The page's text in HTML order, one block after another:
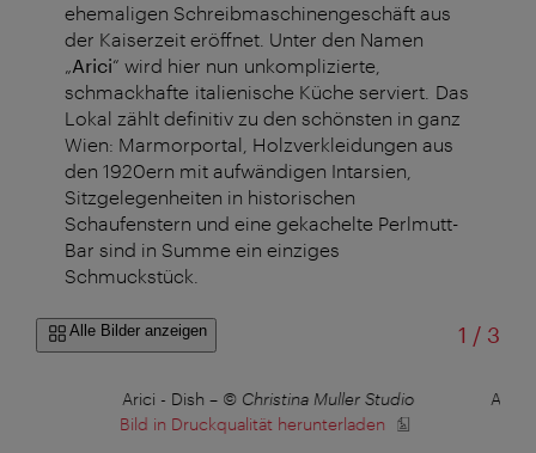
ehemaligen Schreibmaschinengeschäft aus
der Kaiserzeit eröffnet. Unter den Namen
„Arici“ wird hier nun unkomplizierte,
schmackhafte italienische Küche serviert. Das
Lokal zählt definitiv zu den schönsten in ganz
Wien: Marmorportal, Holzverkleidungen aus
den 1920ern mit aufwändigen Intarsien,
Sitzgelegenheiten in historischen
Schaufenstern und eine gekachelte Perlmutt-
Bar sind in Summe ein einziges
Schmuckstück.
Alle Bilder anzeigen 1 /von
3
Arici - Dish – © Christina Muller Studio
Bild in Druckqualität herunterladen
Arici